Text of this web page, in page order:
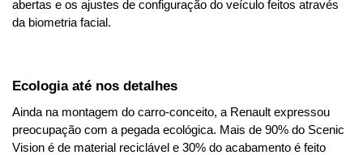
abertas e os ajustes de configuração do veículo feitos através
da biometria facial.
Ecologia até nos detalhes
Ainda na montagem do carro-conceito, a Renault expressou
preocupação com a pegada ecológica. Mais de 90% do Scenic
Vision é de material reciclável e 30% do acabamento é feito